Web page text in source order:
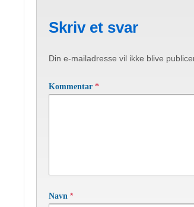
Skriv et svar
Din e-mailadresse vil ikke blive
Kommentar *
Navn *